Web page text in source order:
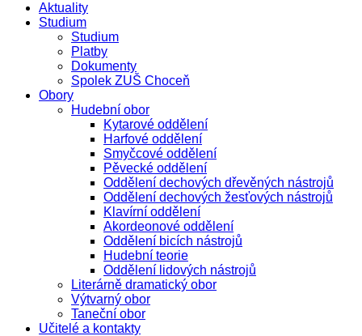
Aktuality
Studium
Studium
Platby
Dokumenty
Spolek ZUŠ Choceň
Obory
Hudební obor
Kytarové oddělení
Harfové oddělení
Smyčcové oddělení
Pěvecké oddělení
Oddělení dechových dřevěných nástrojů
Oddělení dechových žesťových nástrojů
Klavírní oddělení
Akordeonové oddělení
Oddělení bicích nástrojů
Hudební teorie
Oddělení lidových nástrojů
Literárně dramatický obor
Výtvarný obor
Taneční obor
Učitelé a kontakty